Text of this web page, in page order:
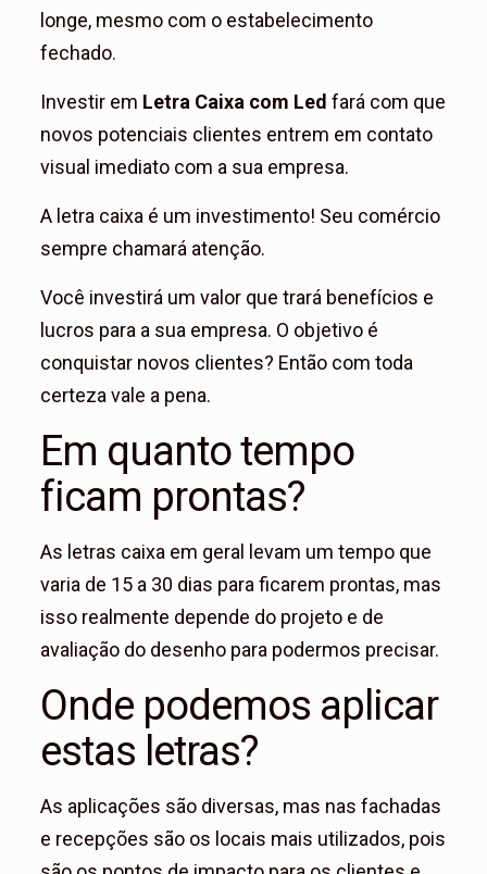
longe, mesmo com o estabelecimento
fechado.
Investir em Letra Caixa com Led fará com que
novos potenciais clientes entrem em contato
visual imediato com a sua empresa.
A letra caixa é um investimento! Seu comércio
sempre chamará atenção.
Você investirá um valor que trará benefícios e
lucros para a sua empresa. O objetivo é
conquistar novos clientes? Então com toda
certeza vale a pena.
Em quanto tempo
ficam prontas?
As letras caixa em geral levam um tempo que
varia de 15 a 30 dias para ficarem prontas, mas
isso realmente depende do projeto e de
avaliação do desenho para podermos precisar.
Onde podemos aplicar
estas letras?
As aplicações são diversas, mas nas fachadas
e recepções são os locais mais utilizados, pois